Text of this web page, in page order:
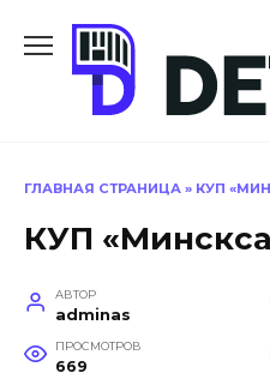
содержанию
ГЛАВНАЯ СТРАНИЦА » КУП
КУП
АВТОР
adminas
ПРОСМОТРОВ
669